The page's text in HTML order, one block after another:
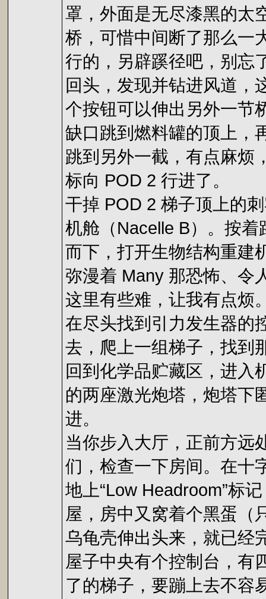
罩，外面是无尽漆黑的太
桥，可惜中间断了那么一
行的，另辟蹊径吧，别忘
回头，发现并钻进风道，
个按钮可以伸出另外一节
缺口跳到燃料罐的顶上，
跳到另外一截，有点麻烦
标向 POD 2 行进了。
干掉 POD 2 梯子顶上的
机舱（Nacelle B）。按
而下，打开生物结构重建
弥漫着 Many 那恐怖、令
这里有些难，让我有点烦
在尽头找到引力发生器的
去，爬上一组梯子，找
回到化学品贮藏区，进入
的两座激光炮塔，炮塔下
进。
当你步入大厅，正前方远
们，检查一下房间。在十
地上“Low Headroom”标
屋，房中又窝着个黑蛋（
乌龟壳伸出头来，就已经
屋子中央有个控制台，有
了的梯子，要蹦上去不容